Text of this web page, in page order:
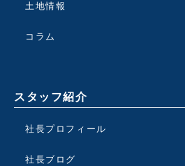
土地情報
コラム
スタッフ紹介
社長プロフィール
社長ブログ